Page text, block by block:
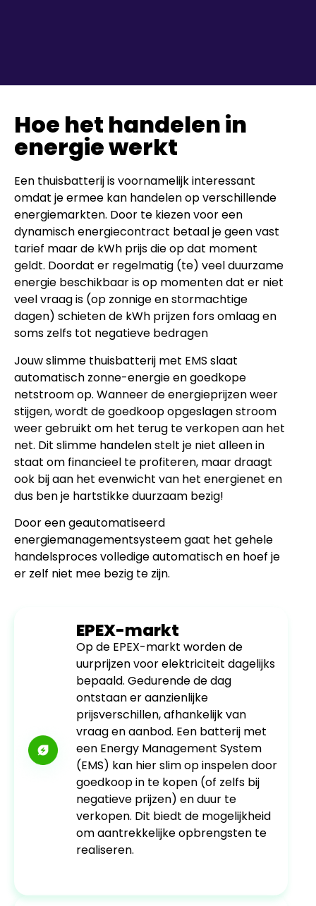
Hoe het handelen in
energie werkt
Een thuisbatterij is voornamelijk interessant
omdat je ermee kan handelen op verschillende
energiemarkten. Door te kiezen voor een
dynamisch energiecontract betaal je geen vast
tarief maar de kWh prijs die op dat moment
geldt. Doordat er regelmatig (te) veel duurzame
energie beschikbaar is op momenten dat er niet
veel vraag is (op zonnige en stormachtige
dagen) schieten de kWh prijzen fors omlaag en
soms zelfs tot negatieve bedragen
Jouw slimme thuisbatterij met EMS slaat
automatisch zonne-energie en goedkope
netstroom op. Wanneer de energieprijzen weer
stijgen, wordt de goedkoop opgeslagen stroom
weer gebruikt om het terug te verkopen aan het
net. Dit slimme handelen stelt je niet alleen in
staat om financieel te profiteren, maar draagt
ook bij aan het evenwicht van het energienet en
dus ben je hartstikke duurzaam bezig!
Door een geautomatiseerd
energiemanagementsysteem gaat het gehele
handelsproces volledige automatisch en hoef je
er zelf niet mee bezig te zijn.
EPEX-markt
Op de EPEX-markt worden de
uurprijzen voor elektriciteit dagelijks
bepaald. Gedurende de dag
ontstaan er aanzienlijke
prijsverschillen, afhankelijk van
vraag en aanbod. Een batterij met
een Energy Management System
(EMS) kan hier slim op inspelen door
goedkoop in te kopen (of zelfs bij
negatieve prijzen) en duur te
verkopen. Dit biedt de mogelijkheid
om aantrekkelijke opbrengsten te
realiseren.